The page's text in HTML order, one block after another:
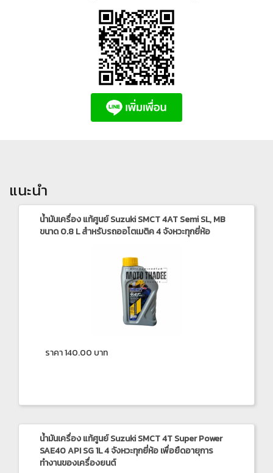
แนะนำ
น้ำมันเครื่อง แท้ศูนย์ Suzuki SMCT 4AT Semi SL, MB
ขนาด 0.8 L สำหรับรถออโตเมติค 4 จังหวะทุกยี่ห้อ
ราคา 140.00 บาท
น้ำมันเครื่อง แท้ศูนย์ Suzuki SMCT 4T Super Power
SAE40 API SG 1L 4 จังหวะทุกยี่ห้อ เพื่อยืดอายุการ
ทำงานของเครื่องยนต์